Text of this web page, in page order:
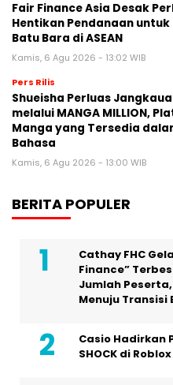
Fair Finance Asia Desak
Hentikan Pendanaan
Batu Bara di ASEAN
Kamis, 6 Agu 2026 - 13:02 WIB
Pers Rilis
Shueisha Perluas
melalui MANGA MILLION,
Manga yang Tersedia
Bahasa
Kamis, 6 Agu 2026 - 13:00 WIB
BERITA POPULER
Cathay FHC
Finance”
Jumlah
Menuju
Casio Hadirkan
SHOCK di